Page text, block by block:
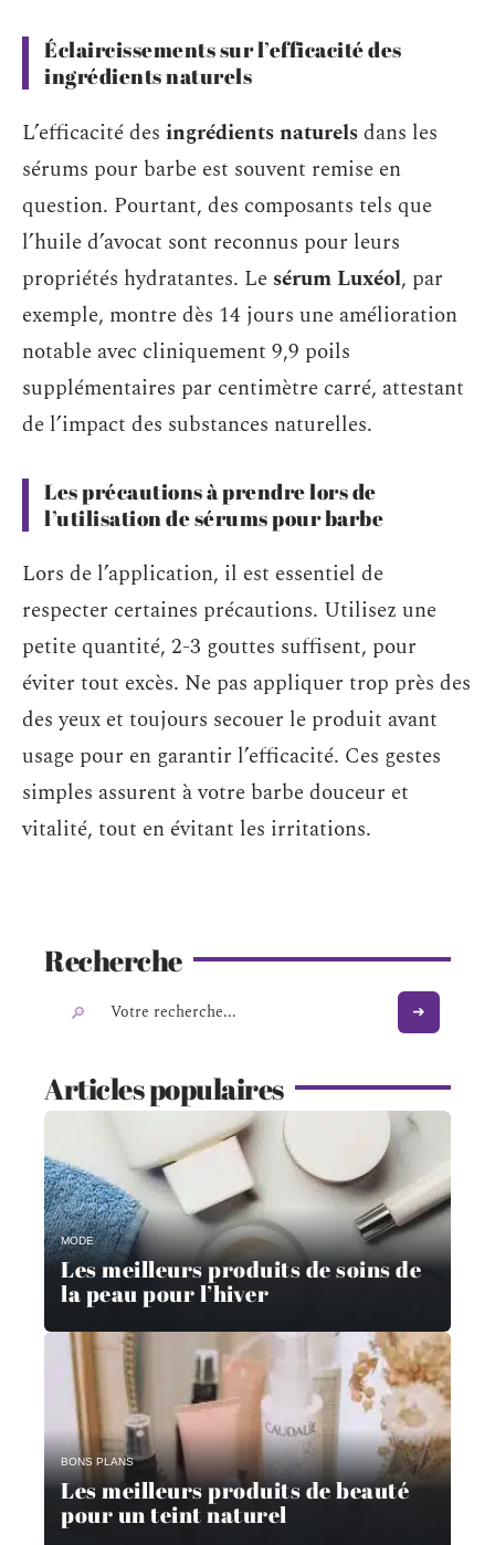
Éclaircissements sur l’efficacité des
ingrédients naturels
L’efficacité des ingrédients naturelsdans les
sérums pour barbe est souvent remise en
question. Pourtant, des composants tels que
l’huile d’avocat sont reconnus pour leurs
propriétés hydratantes. Le sérum Luxéol, par
exemple, montre dès 14 jours une amélioration
notable avec cliniquement 9,9 poils
supplémentaires par centimètre carré, attestant
de l’impact des substances naturelles.
Les précautions à prendre lors de
l’utilisation de sérums pour barbe
Lors de l’application, il est essentiel de
respecter certaines précautions. Utilisez une
petite quantité, 2-3 gouttes suffisent, pour
éviter tout excès. Ne pas appliquer trop près des
des yeux et toujours secouer le produit avant
usage pour en garantir l’efficacité. Ces gestes
simples assurent à votre barbe douceur et
vitalité, tout en évitant les irritations.
Recherche
Articles populaires
MODE
Les meilleurs produits de soins de
la peau pour l’hiver
BONS PLANS
Les meilleurs produits de beauté
pour un teint naturel